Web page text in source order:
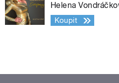
Helena
Koupit